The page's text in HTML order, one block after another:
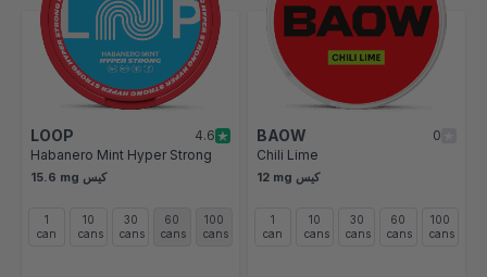
LOOP
4.6
Habanero Mint Hyper Strong
15.6 mg كيس
1
can
10
cans
30
cans
60
cans
100
cans
BAOW
0
Chili Lime
12 mg كيس
1
can
10
cans
30
cans
60
cans
100
cans